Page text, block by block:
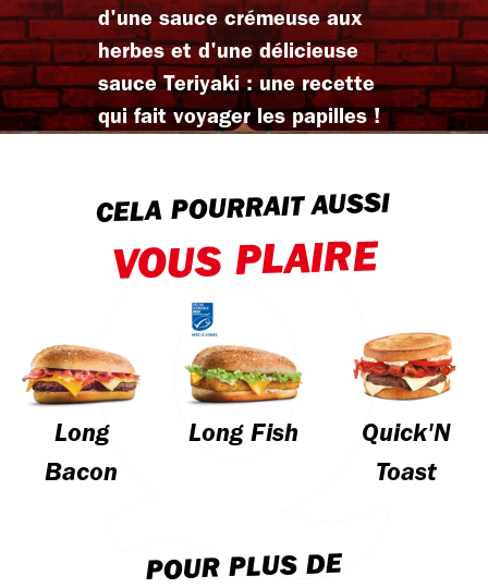
d'une sauce crémeuse aux
herbes et d'une délicieuse
sauce Teriyaki : une recette
qui fait voyager les papilles !
CELA POURRAIT AUSSI
VOUS PLAIRE
Long
Bacon
Long Fish
Quick'N
Toast
POUR PLUS DE